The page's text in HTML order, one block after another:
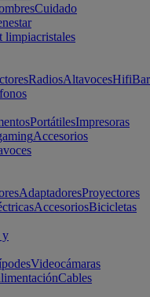
Cuidado
limpiacristales
RadiosAltavocesHifi
PortátilesImpresoras
Accesorios
AdaptadoresProyectores
AccesoriosBicicletas
y
Videocámaras
Cables